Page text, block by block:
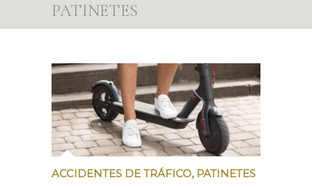
PATINETES
ACCIDENTES DE TRÁFICO, PATINETES